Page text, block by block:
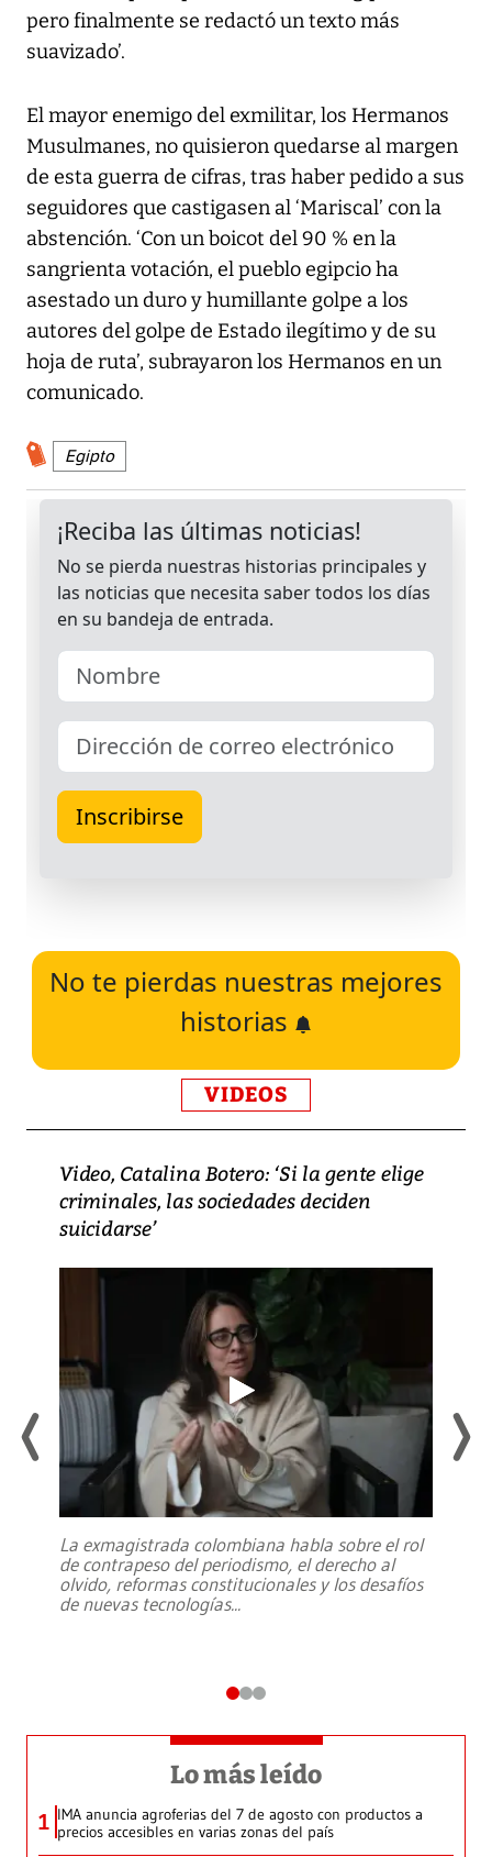
pero finalmente se redactó un texto más
suavizado’.
El mayor enemigo del exmilitar, los Hermanos
Musulmanes, no quisieron quedarse al margen
de esta guerra de cifras, tras haber pedido a sus
seguidores que castigasen al ‘Mariscal’ con la
abstención. ‘Con un boicot del 90 % en la
sangrienta votación, el pueblo egipcio ha
asestado un duro y humillante golpe a los
autores del golpe de Estado ilegítimo y de su
hoja de ruta’, subrayaron los Hermanos en un
comunicado.
Egipto
No te pierdas nuestras mejores
historias
VIDEOS
Video, Catalina Botero: ‘Si la gente elige
criminales, las sociedades deciden
suicidarse’
La exmagistrada colombiana habla sobre el rol
de contrapeso del periodismo, el derecho al
olvido, reformas constitucionales y los desafíos
de nuevas tecnologías...
Lo más leído
1 IMA anuncia agroferias del 7 de agosto con productos a
precios accesibles en varias zonas del país